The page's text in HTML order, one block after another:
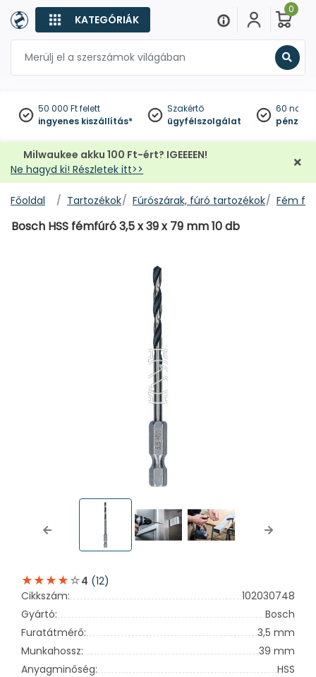
KATEGÓRIÁK
0
50 000 Ft felett
ingyenes kiszállítás*
Szakértő
ügyfélszolgálat
60
Milwaukee akku 100 Ft-ért? IGEEEEN!
Ne hagyd ki! Részletek itt>>
Főoldal Tartozékok Fúrószárak, fúró tartozékok Fém
Bosch HSS fémfúró 3,5 x 39 x 79 mm 10 db
Previous Next
4 (12)
Cikkszám:
102030748
Gyártó:
Bosch
Furatátmérő:
3,5 mm
Munkahossz:
39 mm
Anyagminőség:
HSS